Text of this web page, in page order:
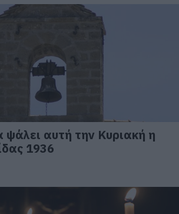
ψάλει αυτή την Κυριακή η
1936